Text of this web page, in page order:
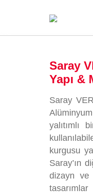
Saray
Yapı &
Saray
yalıtımlı
kurgusu
Saray’ın
dizayn ve